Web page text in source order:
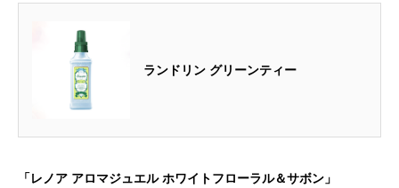
ランドリン グリーンティー
「レノア アロマジュエル ホワイトフローラル＆サボン」